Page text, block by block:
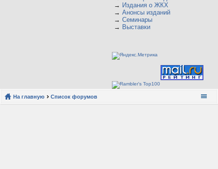
→ Издания о ЖКХ
→ Анонсы изданий
→ Семинары
→ Выставки
На главную Список форумов